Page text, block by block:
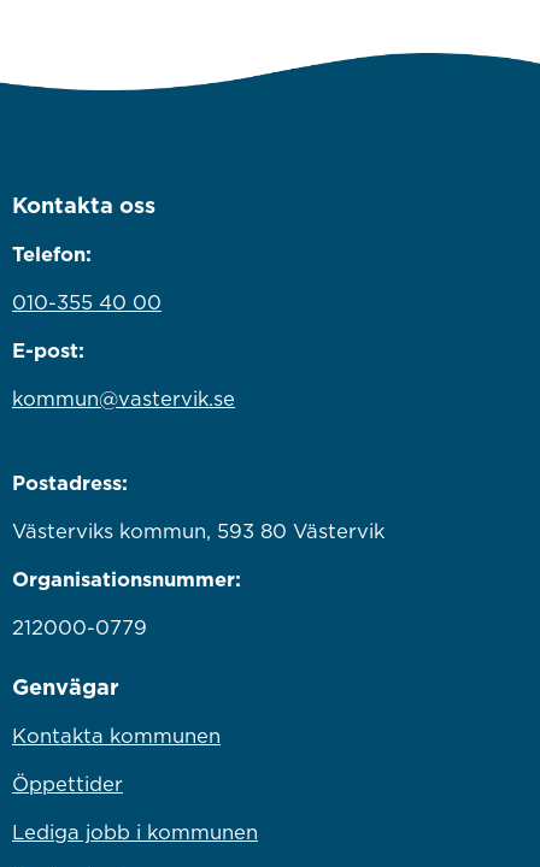
Kontakta oss
Telefon:
010-355 40 00
E-post:
kommun@vastervik.se
Postadress:
Västerviks kommun, 593 80 Västervik
Organisationsnummer:
212000-0779
Genvägar
Kontakta kommunen
Öppettider
Lediga jobb i kommunen